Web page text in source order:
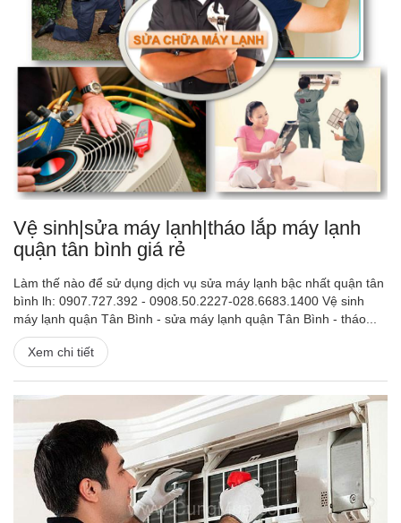
Vệ sinh|sửa máy lạnh|tháo lắp máy lạnh
quận tân bình giá rẻ
Làm thế nào để sử dụng dịch vụ sửa máy lạnh bậc nhất quận tân
bình lh: 0907.727.392 - 0908.50.2227-028.6683.1400 Vệ sinh
máy lạnh quận Tân Bình - sửa máy lạnh quận Tân Bình - tháo...
Xem chi tiết